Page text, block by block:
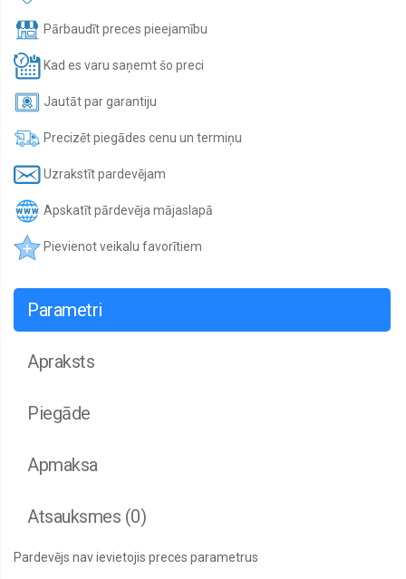
Pārbaudīt preces pieejamību
Kad es varu saņemt šo preci
Jautāt par garantiju
Precizēt piegādes cenu un termiņu
Uzrakstīt pardevējam
Apskatīt pārdevēja mājaslapā
Pievienot veikalu favorītiem
Parametri
Apraksts
Piegāde
Apmaksa
Atsauksmes (0)
Pardevējs nav ievietojis preces parametrus